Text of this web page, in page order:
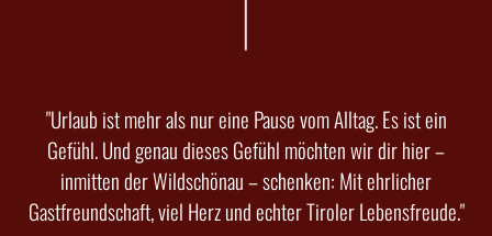
"Urlaub ist mehr als nur eine Pause vom Alltag. Es ist ein
Gefühl. Und genau dieses Gefühl möchten wir dir hier –
inmitten der Wildschönau – schenken: Mit ehrlicher
Gastfreundschaft, viel Herz und echter Tiroler Lebensfreude."